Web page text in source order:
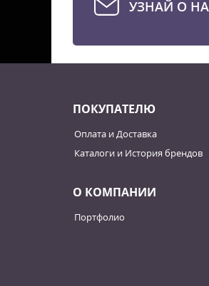
УЗНАЙ О
ПОКУПАТЕЛЮ
Оплата и Доставка
Каталоги и История брендов
О КОМПАНИИ
Портфолио